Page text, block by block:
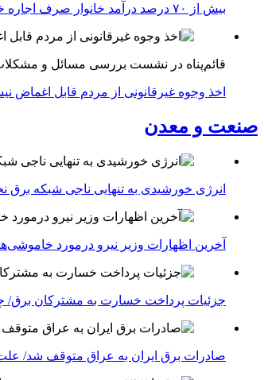
بیش از ۷۰ درصد درآمد خانوار صرف اجاره خانه می‌شود
قائم‌پناه در نشست بررسی مسائل و
اخذ وجوه غیرقانونی از مردم قابل اغماض
صنعت و معدن
انرژی خورشیدی به تنهایی ناجی شبکه برق
آخرین اظهارات وزیر نیرو درمورد خاموشی‌ها/معافیت ۴ استان جنوبی درگیر
جزئیات پرداخت خسارت به مشترکان برق/
صادرات برق ایران به عراق متوقف شد/